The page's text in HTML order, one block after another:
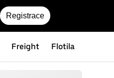
Registrace
Freight Flotila